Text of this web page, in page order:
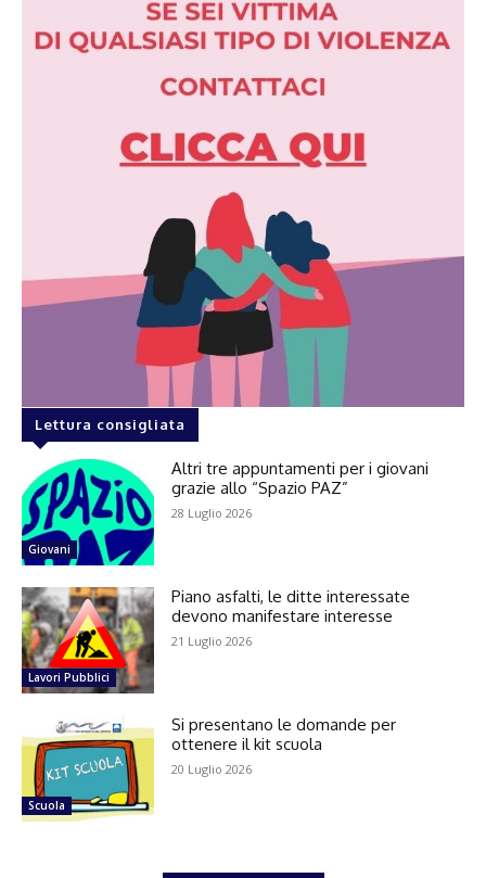
Lettura consigliata
Giovani
Altri tre appuntamenti per i giovani
grazie allo “Spazio PAZ”
28 Luglio 2026
Lavori Pubblici
Piano asfalti, le ditte interessate
devono manifestare interesse
21 Luglio 2026
Scuola
Si presentano le domande per
ottenere il kit scuola
20 Luglio 2026